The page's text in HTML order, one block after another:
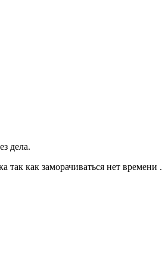
дела.
как заморачиваться нет времени .